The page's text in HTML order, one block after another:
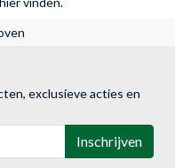
exclusieve acties en
Inschrijven